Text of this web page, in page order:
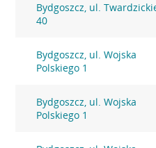
Bydgoszcz, ul.
40
Bydgoszcz, ul. Wojska
Polskiego 1
Bydgoszcz, ul. Wojska
Polskiego 1